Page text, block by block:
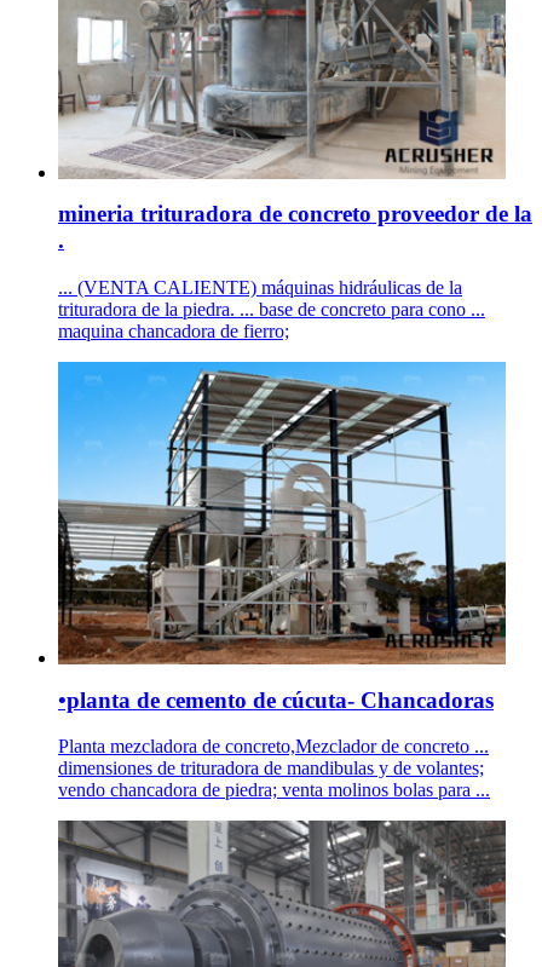
mineria trituradora de concreto proveedor de la
.
... (VENTA CALIENTE) máquinas hidráulicas de la
trituradora de la piedra. ... base de concreto para cono ...
maquina chancadora de fierro;
•planta de cemento de cúcuta- Chancadoras
Planta mezcladora de concreto,Mezclador de concreto ...
dimensiones de trituradora de mandibulas y de volantes;
vendo chancadora de piedra; venta molinos bolas para ...